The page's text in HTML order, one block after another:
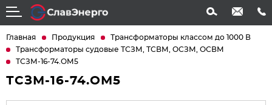
info@slavenergo.com
Главная Продукция
Трансформаторы классом до 1000 В
Трансформаторы судовые ТСЗМ, ТСВМ, ОСЗМ, ОСВМ
ТСЗМ-16-74.ОМ5
ТСЗМ-16-74.ОМ5